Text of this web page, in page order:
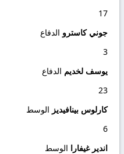
17
جوني كاسترو الدفاع
3
يوسف لخديم الدفاع
23
كارلوس بينافيديز الوسط
6
اندير غيفارا الوسط